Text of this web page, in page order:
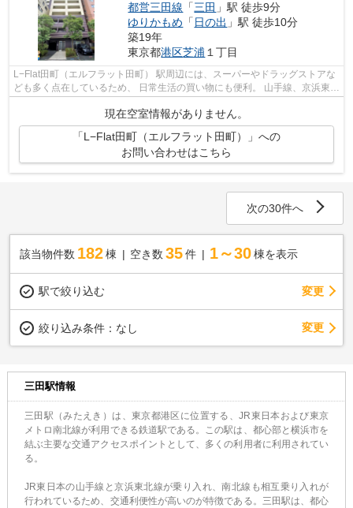
都営三田線 「三田 」駅 徒歩9分
ゆりかもめ 「 日の出 」駅 徒歩10分
築19年
東京都港区芝浦 １丁目
L−Flat田町（エルフラット田町） 駅周辺には、スーパーやドラッグストアな
ども多く点在しているため、 日常生活の買い物にも便利。 山手線、京浜東北
線の2路線利用可能なため交通の...
現在空室情報がありません。
「L−Flat田町（エルフラット田町）」への
お問い合わせはこちら
次の30件へ
該当物件数 182棟 空き数 35 件 1～30 棟を表示
駅で絞り込む 変更
絞り込み条件： なし 変更
三田駅情報
三田駅（みたえき）は、東京都港区に位置する、JR東日本および東京
メトロ南北線が利用できる鉄道駅である。この駅は、都心部と横浜市を
結ぶ主要な交通アクセスポイントとして、多くの利用者に利用されてい
る。
JR東日本の山手線と京浜東北線が乗り入れ、南北線も相互乗り入れが
行われているため、交通利便性が高いのが特徴である。三田駅は、都心